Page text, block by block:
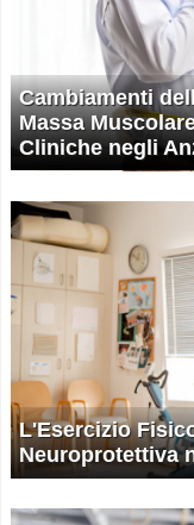
Cambiamenti
Massa
Cliniche negli
L'Esercizio
Neuroprotettiva